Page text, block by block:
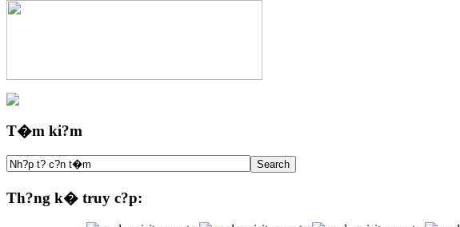
T�m ki?m
Th?ng k� truy c?p: